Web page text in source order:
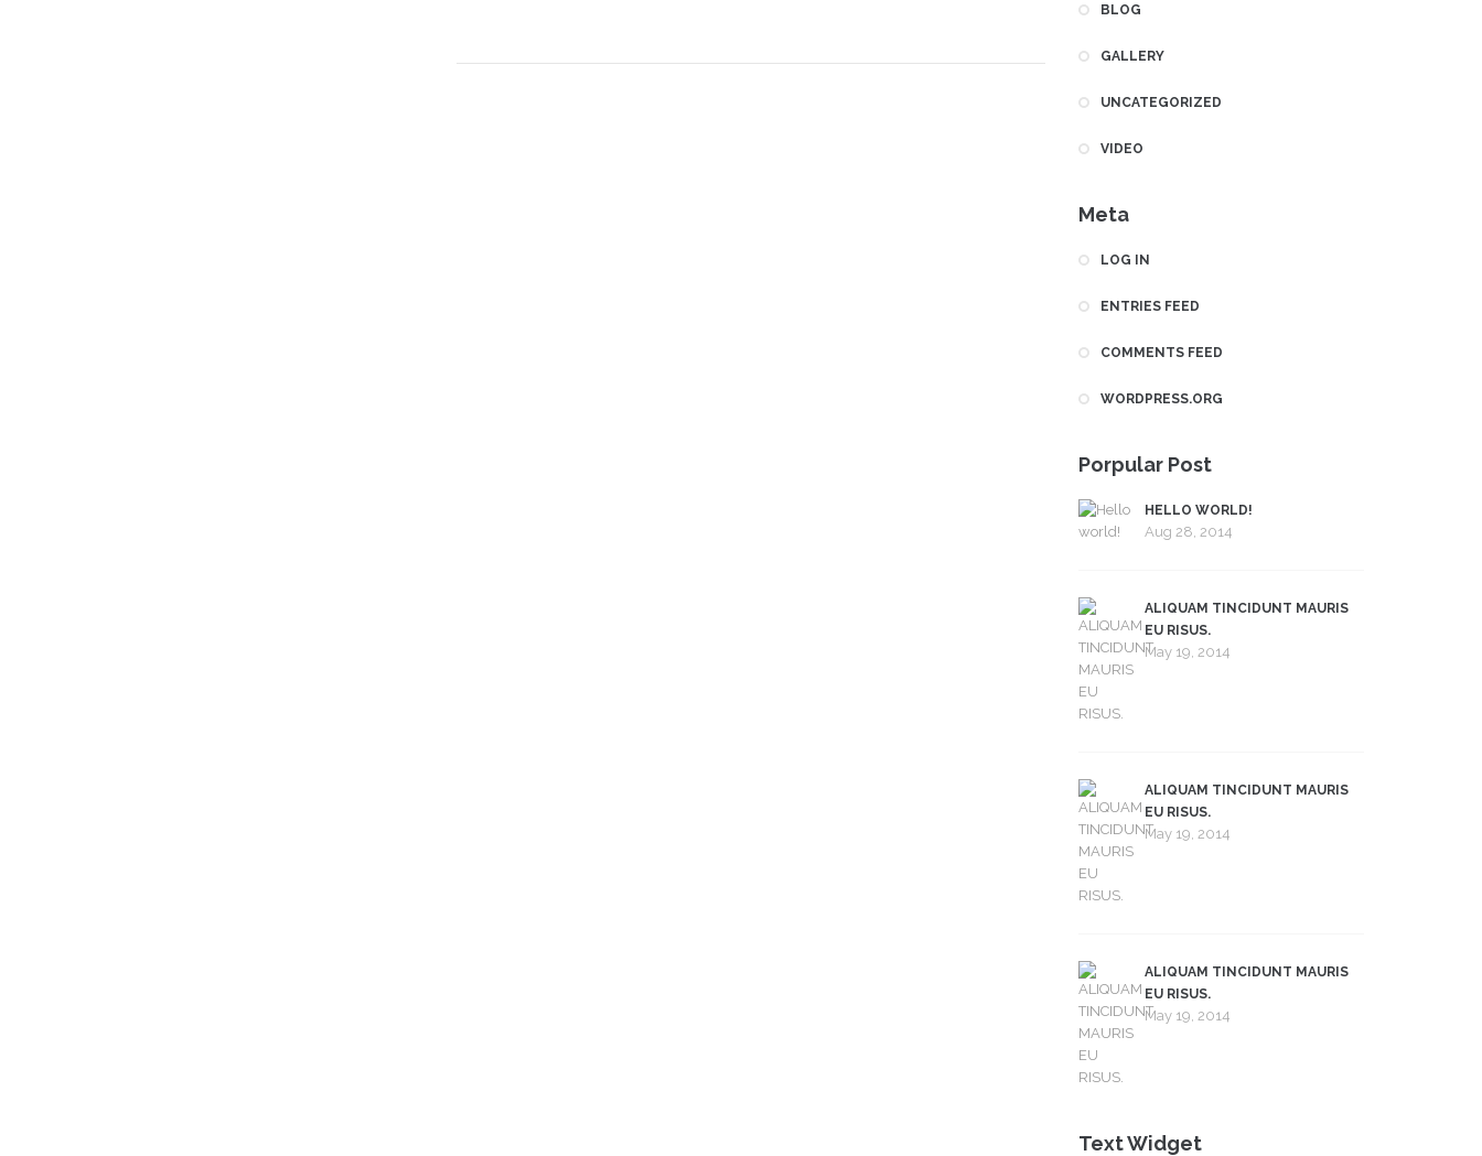
BLOG
GALLERY
UNCATEGORIZED
VIDEO
Meta
LOG IN
ENTRIES FEED
COMMENTS FEED
WORDPRESS.ORG
Porpular Post
HELLO WORLD!
Aug 28, 2014
ALIQUAM TINCIDUNT MAURIS
EU RISUS.
May 19, 2014
ALIQUAM TINCIDUNT MAURIS
EU RISUS.
May 19, 2014
ALIQUAM TINCIDUNT MAURIS
EU RISUS.
May 19, 2014
Text Widget